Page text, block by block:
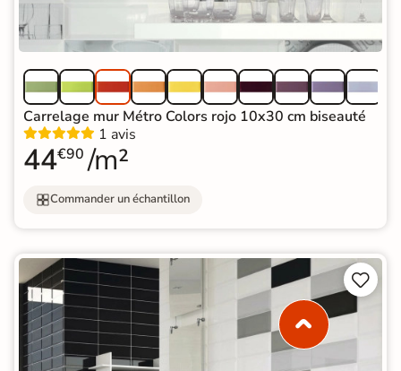
Carrelage mur Métro Colors rojo 10x30 cm biseauté
1 avis
44€90 /m²
Commander un échantillon

